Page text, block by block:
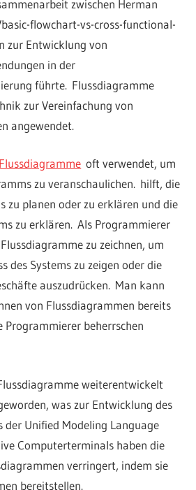
zwischen Herman
flowchart-vs-cross-functional-
zur Entwicklung von
in der
führte. Flussdiagramme
zur Vereinfachung von
angewendet.
Flussdiagramme oft verwendet, um
zu veranschaulichen. hilft, die
zu planen oder zu erklären und die
zu erklären. Als Programmierer
zu zeichnen, um
des Systems zu zeigen oder die
auszudrücken. Man kann
von Flussdiagrammen bereits
Programmierer beherrschen
weiterentwickelt
was zur Entwicklung des
Unified Modeling Language
Computerterminals haben die
verringert, indem sie
bereitstellen.